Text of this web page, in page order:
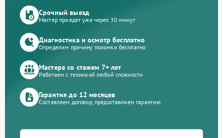
Срочный выезд
Мастер приедет уже через 30 минут
Диагностика и осмотр бесплатно
Определим причину поломки бесплатно
Мастера со стажем 7+ лет
Работаем с техникой любой сложности
Гарантия до 12 месяцев
Составляем договор, предоставляем гарантию